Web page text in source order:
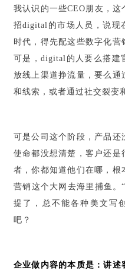
我认识的一些CEO朋友，这
招digital的市场人员，说现
时代，得先配这些数字化营
可是，digital的人要么搭建
放线上渠道挣流量，要么通
和线索，或者通过社交裂变
可是公司这个阶段，产品还
使命都没想清楚，客户还是
者，你都知道他们在哪，根
营销这个大网去海里捕鱼。
提了，总不能各种美文写
吧？
企业做内容的本质是：讲述